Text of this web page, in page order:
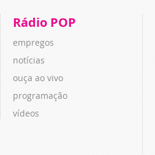
Rádio POP
empregos
notícias
ouça ao vivo
programação
vídeos